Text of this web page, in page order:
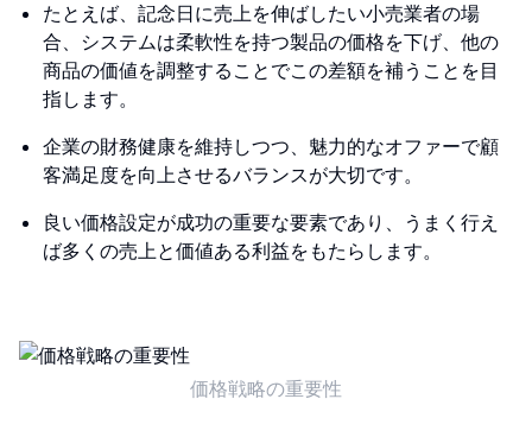
たとえば、記念日に売上を伸ばしたい小売業者の場
合、システムは柔軟性を持つ製品の価格を下げ、他の
商品の価値を調整することでこの差額を補うことを目
指します。
企業の財務健康を維持しつつ、魅力的なオファーで顧
客満足度を向上させるバランスが大切です。
良い価格設定が成功の重要な要素であり、うまく行え
ば多くの売上と価値ある利益をもたらします。
価格戦略の重要性